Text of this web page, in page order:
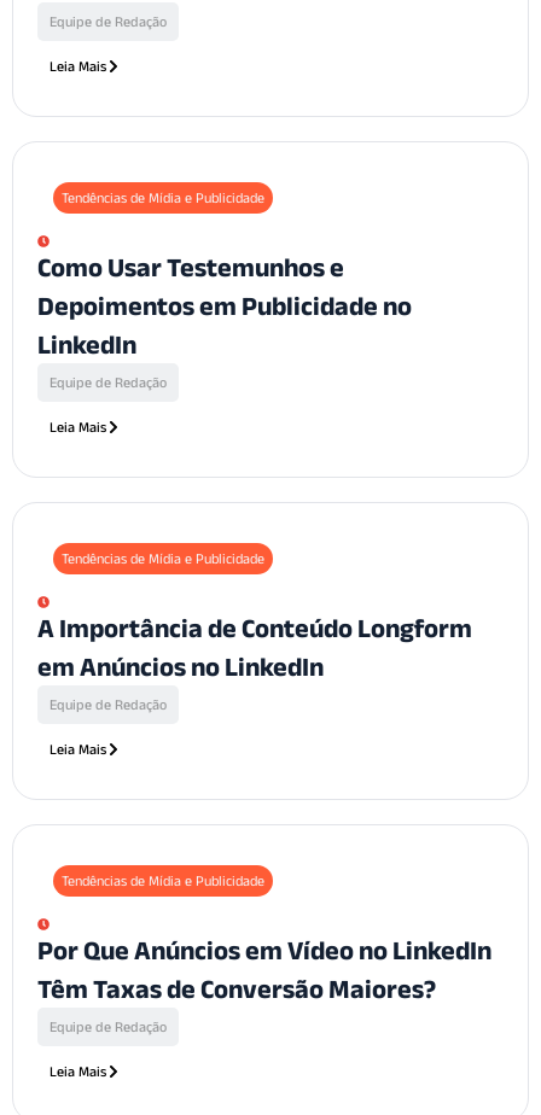
Equipe de Redação
Leia Mais
Tendências de Mídia e Publicidade
Como Usar Testemunhos e
Depoimentos em Publicidade no
LinkedIn
Equipe de Redação
Leia Mais
Tendências de Mídia e Publicidade
A Importância de Conteúdo Longform
em Anúncios no LinkedIn
Equipe de Redação
Leia Mais
Tendências de Mídia e Publicidade
Por Que Anúncios em Vídeo no LinkedIn
Têm Taxas de Conversão Maiores?
Equipe de Redação
Leia Mais